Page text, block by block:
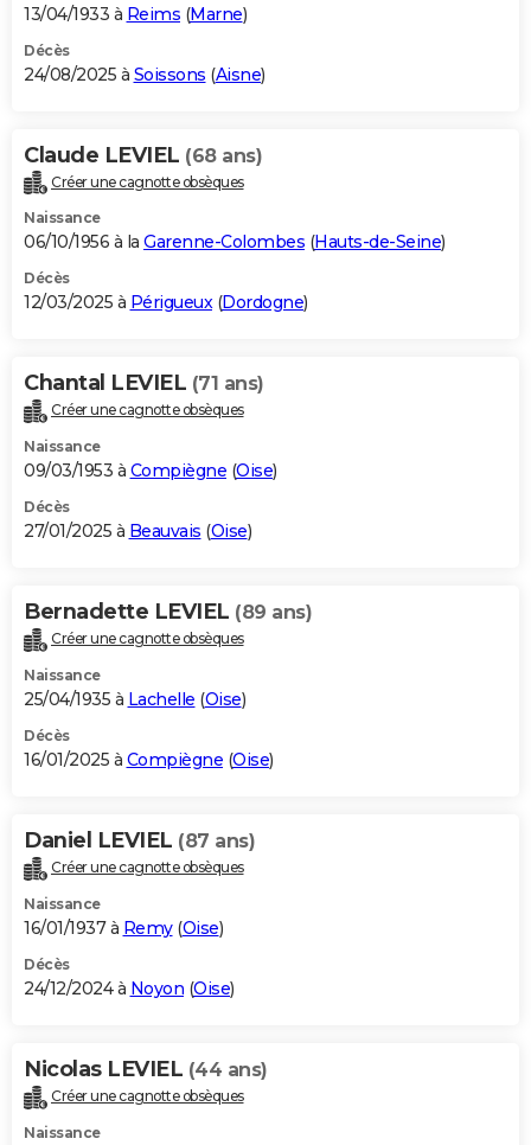
13/04/1933 à Reims (Marne)
Décès
24/08/2025 à Soissons (Aisne)
Claude LEVIEL (68 ans)
Créer une cagnotte obsèques
Naissance
06/10/1956 à la Garenne-Colombes (Hauts-de-Seine)
Décès
12/03/2025 à Périgueux(Dordogne)
Chantal LEVIEL (71 ans)
Créer une cagnotte obsèques
Naissance
09/03/1953 à Compiègne (Oise)
Décès
27/01/2025 à Beauvais (Oise)
Bernadette LEVIEL (89 ans)
Créer une cagnotte obsèques
Naissance
25/04/1935 à Lachelle (Oise)
Décès
16/01/2025 à Compiègne (Oise)
Daniel LEVIEL (87 ans)
Créer une cagnotte obsèques
Naissance
16/01/1937 à Remy(Oise)
Décès
24/12/2024 à Noyon (Oise)
Nicolas LEVIEL (44 ans)
Créer une cagnotte obsèques
Naissance